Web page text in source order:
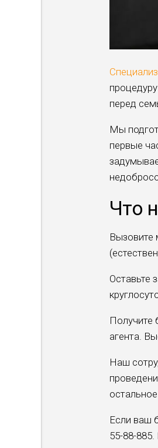
перед
Мы
первые
Что
Вызовите
Оставьте
Получите
агента.
Наш
Если ваш
55-88-